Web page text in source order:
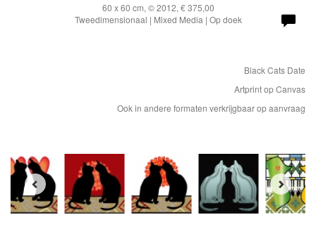
60 x 60 cm, © 2012, € 375,00
Tweedimensionaal | Mixed Media | Op doek
Black Cats Date
Artprint op Canvas
Ook in andere formaten verkrijgbaar op aanvraag